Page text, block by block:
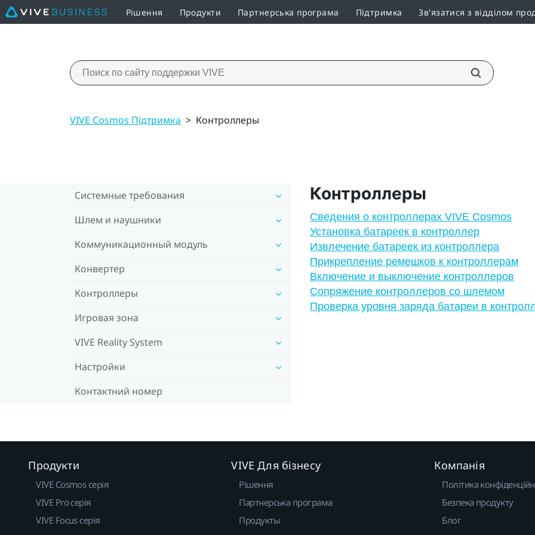
Рішення Продукти Партнерська програма Підтримка Зв'язатися з відділом
VIVE Cosmos Підтримка > Контроллеры
Системные требования
Шлем и наушники
Коммуникационный модуль
Конвертер
Контроллеры
Игровая зона
VIVE Reality System
Настройки
Контактний номер
Контроллеры
Сведения о контроллерах VIVE Cosmos
Установка батареек в контроллер
Извлечение батареек из контроллера
Прикрепление ремешков к контроллерам
Включение и выключение контроллеров
Сопряжение контроллеров со шлемом
Проверка уровня заряда батареи в
Продукти
VIVE Cosmos серія
VIVE Pro серія
VIVE Focus серія
VIVE Для бізнесу
Рішення
Партнерська програма
Продукты
Компанія
Політика
Безпека продукту
Блог